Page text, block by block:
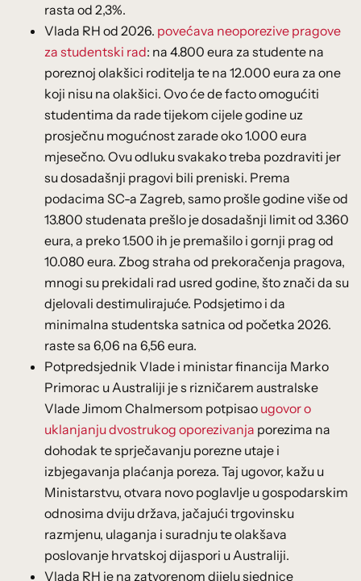
rasta od 2,3%.
Vlada RH od 2026. povećava neoporezive pragove
za studentski rad: na 4.800 eura za studente na
poreznoj olakšici roditelja te na 12.000 eura za one
koji nisu na olakšici. Ovo će de facto omogućiti
studentima da rade tijekom cijele godine uz
prosječnu mogućnost zarade oko 1.000 eura
mjesečno. Ovu odluku svakako treba pozdraviti jer
su dosadašnji pragovi bili preniski. Prema
podacima SC-a Zagreb, samo prošle godine više od
13.800 studenata prešlo je dosadašnji limit od 3.360
eura, a preko 1.500 ih je premašilo i gornji prag od
10.080 eura. Zbog straha od prekoračenja pragova,
mnogi su prekidali rad usred godine, što znači da su
djelovali destimulirajuće. Podsjetimo i da
minimalna studentska satnica od početka 2026.
raste sa 6,06 na 6,56 eura.
Potpredsjednik Vlade i ministar financija Marko
Primorac u Australiji je s rizničarem australske
Vlade Jimom Chalmersom potpisao ugovor o
uklanjanju dvostrukog oporezivanja porezima na
dohodak te sprječavanju porezne utaje i
izbjegavanja plaćanja poreza. Taj ugovor, kažu u
Ministarstvu, otvara novo poglavlje u gospodarskim
odnosima dviju država, jačajući trgovinsku
razmjenu, ulaganja i suradnju te olakšava
poslovanje hrvatskoj dijaspori u Australiji.
Vlada RH je na zatvorenom dijelu sjednice